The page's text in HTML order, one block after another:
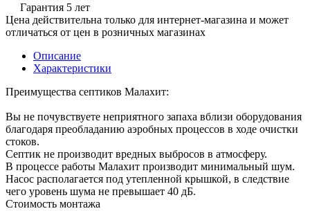
Гарантия 5 лет
Цена действительна только для интернет-магазина и может
отличаться от цен в розничных магазинах
Описание
Характеристики
Преимущества септиков Малахит:
Вы не почувствуете неприятного запаха вблизи оборудования
благодаря преобладанию аэробных процессов в ходе очистки
стоков.
Септик не производит вредных выбросов в атмосферу.
В процессе работы Малахит производит минимальный шум.
Насос располагается под утепленной крышкой, в следствие
чего уровень шума не превышает 40 дБ.
Стоимость монтажа